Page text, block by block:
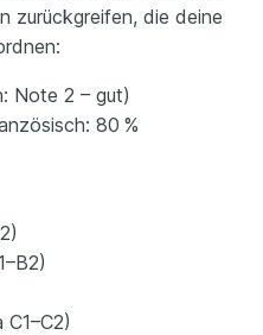
zurückgreifen, die deine
Note 2 – gut)
80 %